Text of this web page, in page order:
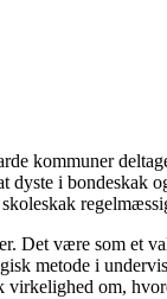
kommuner
i
Det være som et
metode i
om,